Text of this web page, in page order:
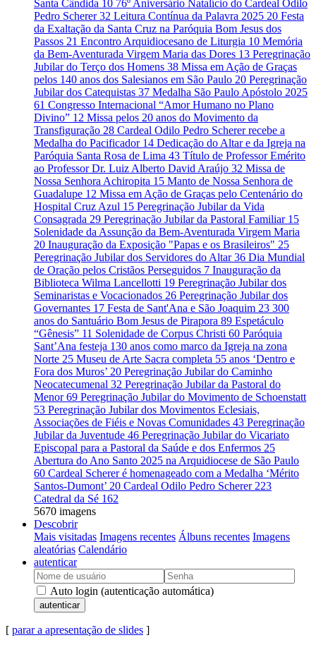
Santa Cândida 10 76º Aniversário Natalício do Cardeal Odilo
Pedro Scherer32 Leitura Contínua da Palavra 2025 20 Festa
da Exaltação da Santa Cruz na Paróquia Bom Jesus dos
Passos 21 Encontro Arquidiocesano de Liturgia 10 Memória
da Bem-Aventurada Virgem Maria das Dores 13 Peregrinação
Jubilar do Terço dos Homens 38 Missa em Ação de Graças
pelos 140 anos dos Salesianos em São Paulo 20 Peregrinação
Jubilar dos Catequistas 37 Medalha São Paulo Apóstolo 2025
61 Congresso Internacional “Amor Humano no Plano
Divino” 12 Missa pelos 20 anos do Movimento da
Transfiguração 28 Cardeal Odilo Pedro Scherer recebe a
Medalha do Pacificador 14 Dedicação do Altar e da Igreja na
Paróquia Santa Rosa de Lima 43 Título de Professor Emérito
ao Professor Dr. Luiz Alberto David Araújo 32 Missa de
Nossa Senhora Achiropita 15 Manto de Nossa Senhora de
Guadalupe 12 Missa em Ação de Graças pelo Centenário do
Hospital Cruz Azul 15 Peregrinação Jubilar da Vida
Consagrada 29 Peregrinação Jubilar da Pastoral Familiar 15
Solenidade da Assunção da Bem-Aventurada Virgem Maria
20 Inauguração da Exposição "Papas e os Brasileiros" 25
Peregrinação Jubilar dos Servidores do Altar36 Dia Mundial
de Oração pelos Cristãos Perseguidos 7 Inauguração da
Biblioteca Wilma Lancellotti 19 Peregrinação Jubilar dos
Seminaristas e Vocacionados 26 Peregrinação Jubilar dos
Governantes 17 Festa de Sant'Ana e São Joaquim 23 300
anos do Santuário Bom Jesus de Pirapora 89 Espetáculo
“Gênesis” 11 Solenidade de Corpus Christi 60 Paróquia
Sant’Ana festeja 130 anos como marco da Igreja na zona
Norte 25 Museu de Arte Sacra completa 55 anos ‘Dentro e
Fora dos Muros’ 20 Peregrinação Jubilar do Caminho
Neocatecumenal 32 Peregrinação Jubilar da Pastoral do
Menor69 Peregrinação Jubilar do Movimento de Schoenstatt
53 Peregrinação Jubilar dos Movimentos Eclesiais,
Associações de Fiéis e Novas Comunidades 43 Peregrinação
Jubilar da Juventude 46 Peregrinação Jubilar do Vicariato
Episcopal para a Pastoral da Saúde e dos Enfermos 25
Abertura do Ano Santo 2025 na Arquidiocese de São Paulo
60 Cardeal Scherer é homenageado com a Medalha ‘Mérito
Santos-Dumont’ 20 Cardeal Odilo Pedro Scherer 223
Catedral da Sé 162
5670 imagens
Descobrir
Mais visitadas Imagens recentes Álbuns recentes Imagens
aleatórias Calendário
autenticar
Auto login (autenticação automática)
autenticar
[ parar a apresentação de slides ]